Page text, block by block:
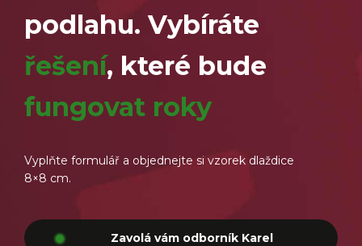
podlahu. Vybíráte
řešení, které bude
fungovat roky
Vyplňte formulář a objednejte si vzorek dlaždice
8×8 cm.
Zavolá vám odborník Karel